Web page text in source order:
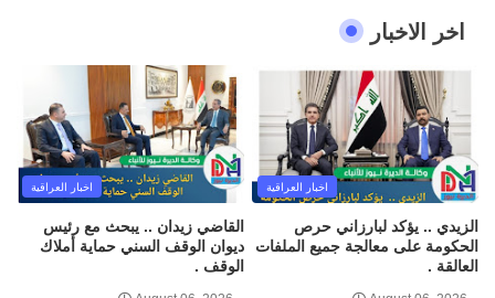
اخر الاخبار
اخبار العراقية
الزيدي .. يؤكد لبارزاني حرص
الحكومة على معالجة جميع الملفات
العالقة .
اخبار العراقية
القاضي زيدان .. يبحث مع رئيس
ديوان الوقف السني حماية أملاك
الوقف .